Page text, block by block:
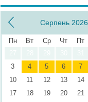
Серпень 2026
Пн Вт Ср Чт Пт
3
4 5 6 7
10
11 12 13 14
17
18 19 20 21